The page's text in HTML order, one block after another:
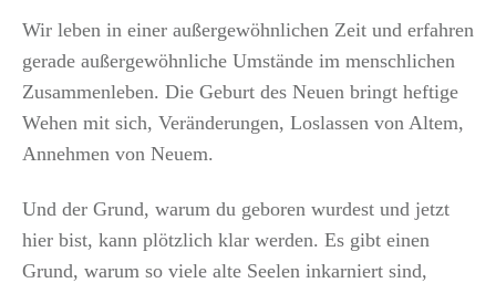
Wir leben in einer außergewöhnlichen Zeit und erfahren
gerade außergewöhnliche Umstände im menschlichen
Zusammenleben. Die Geburt des Neuen bringt heftige
Wehen mit sich, Veränderungen, Loslassen von Altem,
Annehmen von Neuem.
Und der Grund, warum du geboren wurdest und jetzt
hier bist, kann plötzlich klar werden. Es gibt einen
Grund, warum so viele alte Seelen inkarniert sind,